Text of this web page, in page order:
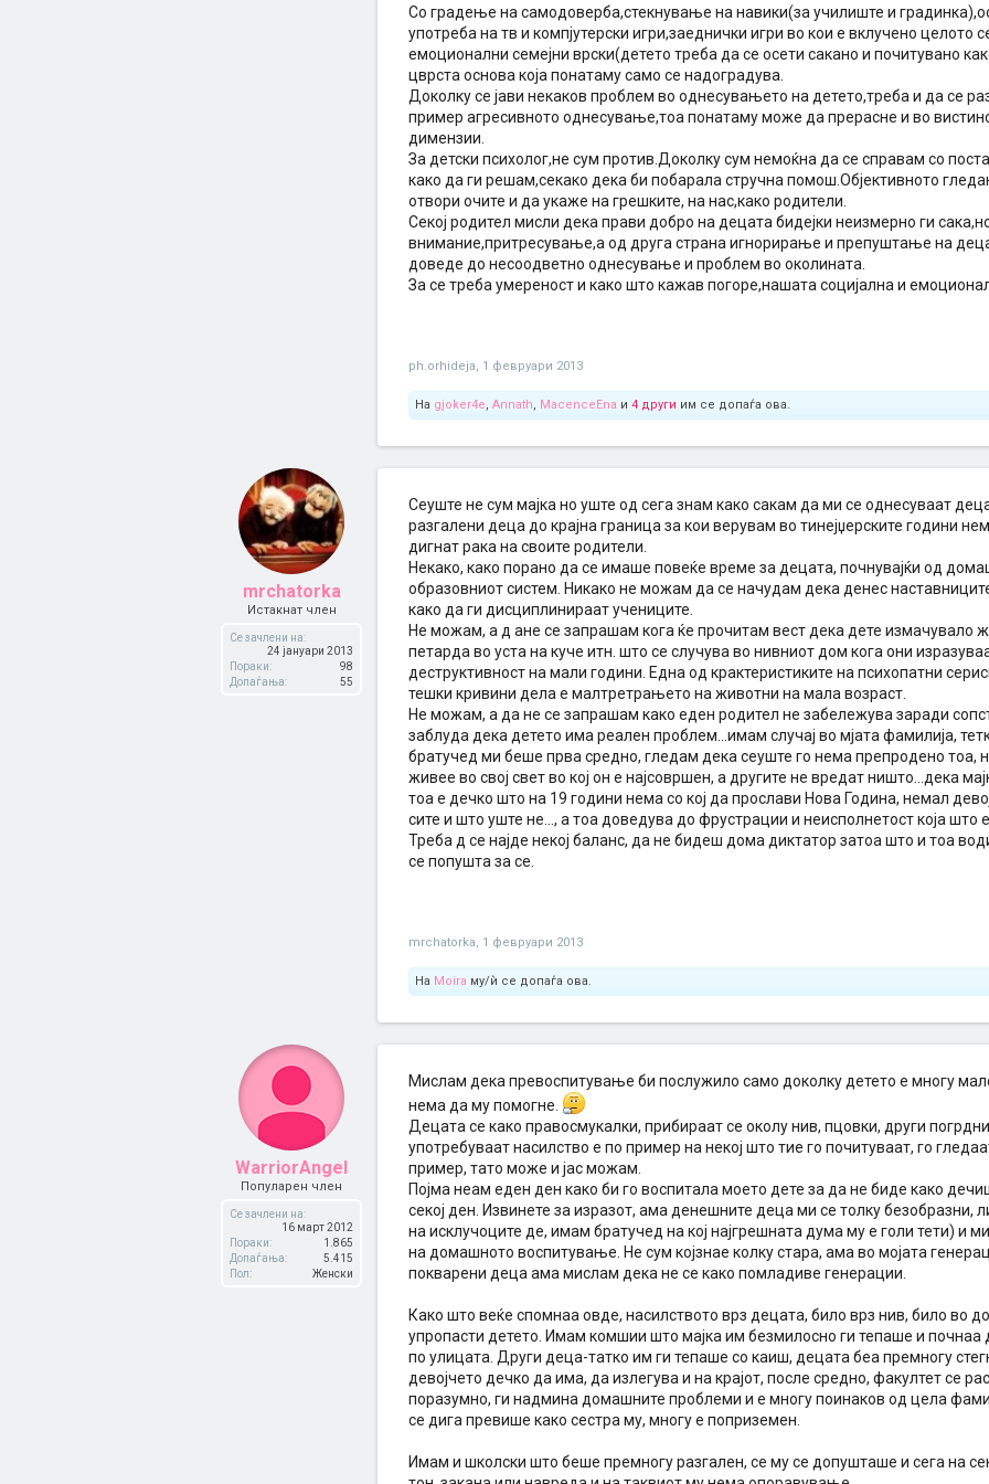
Со градење на самодоверба,стекнување на навики(за училиште и
употреба на тв и компјутерски игри,заеднички игри во кои е вклучено целото
емоционални семејни врски(детето треба да се осети сакано и почитувано
цврста основа која понатаму само се надоградува.
Доколку се јави некаков проблем во однесувањето на детето,треба и да се
пример агресивното однесување,тоа понатаму може да прерасне и во
димензии.
За детски психолог,не сум против.Доколку сум немоќна да се справам со
како да ги решам,секако дека би побарала стручна помош.Објективното
отвори очите и да укаже на грешките, на нас,како родители.
Секој родител мисли дека прави добро на децата бидејки неизмерно ги
внимание,притресување,а од друга страна игнорирање и препуштање на
доведе до несоодветно однесување и проблем во околината.
За се треба умереност и како што кажав погоре,нашата социјална и
ph.orhideja, 1 февруари 2013
На gjoker4e, Annath, MacenceEna и 4 други им се допаѓа ова.
mrchatorka
Истакнат член
Се зачлени на:
24 јануари 2013
Пораки:
98
Допаѓања:
55
Сеуште не сум мајка но уште од сега знам како сакам да ми се однесуваат
разгалени деца до крајна граница за кои верувам во тинејџерските години
дигнат рака на своите родители.
Некако, како порано да се имаше повеќе време за децата, почнувајќи од
образовниот систем. Никако не можам да се начудам дека денес
како да ги дисциплинираат учениците.
Не можам, а д ане се запрашам кога ќе прочитам вест дека дете измачувало
петарда во уста на куче итн. што се случува во нивниот дом кога они
деструктивност на мали години. Една од крактеристиките на психопатни
тешки кривини дела е малтретрањето на животни на мала возраст.
Не можам, а да не се запрашам како еден родител не забележува заради
заблуда дека детето има реален проблем...имам случај во мјата фамилија,
братучед ми беше прва средно, гледам дека сеуште го нема препродено тоа,
живее во свој свет во кој он е најсовршен, а другите не вредат ништо...дека
тоа е дечко што на 19 години нема со кој да прослави Нова Година, немал
сите и што уште не..., а тоа доведува до фрустрации и неисполнетост која
Треба д се најде некој баланс, да не бидеш дома диктатор затоа што и тоа
се попушта за се.
mrchatorka, 1 февруари 2013
На Moira му/ѝ се допаѓа ова.
WarriorAngel
Популарен член
Се зачлени на:
16 март 2012
Пораки:
1.865
Допаѓања:
5.415
Пол:
Женски
Мислам дека превоспитување би послужило само доколку детето е многу
нема да му помогне.
Децата се како правосмукалки, прибираат се околу нив, пцовки, други
употребуваат насилство е по пример на некој што тие го почитуваат, го
пример, тато може и јас можам.
Појма неам еден ден како би го воспитала моето дете за да не биде како
секој ден. Извинете за изразот, ама денешните деца ми се толку безобразни,
на исклучоците де, имам братучед на кој најгрешната дума му е голи тети) и
на домашното воспитување. Не сум којзнае колку стара, ама во мојата
покварени деца ама мислам дека не се како помладиве генерации.
Како што веќе спомнаа овде, насилството врз децата, било врз нив, било во
упропасти детето. Имам комшии што мајка им безмилосно ги тепаше и почнаа
по улицата. Други деца-татко им ги тепаше со каиш, децата беа премногу
девојчето дечко да има, да излегува и на крајот, после средно, факултет се
поразумно, ги надмина домашните проблеми и е многу поинаков од цела
се дига превише како сестра му, многу е поприземен.
Имам и школски што беше премногу разгален, се му се допушташе и сега на